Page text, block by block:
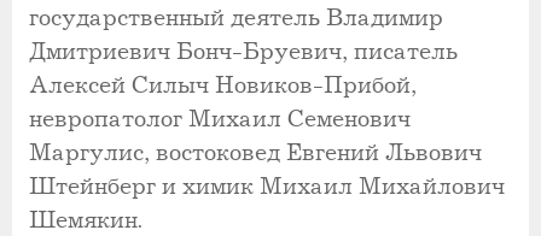
государственный деятель Владимир
Дмитриевич Бонч-Бруевич, писатель
Алексей Силыч Новиков-Прибой,
невропатолог Михаил Семенович
Маргулис, востоковед Евгений Львович
Штейнберг и химик Михаил Михайлович
Шемякин.